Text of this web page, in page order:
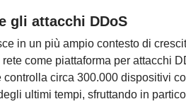
gli attacchi DDoS
in un più ampio contesto di
come piattaforma per attacchi
circa 300.000 dispositivi
ultimi tempi, sfruttando in